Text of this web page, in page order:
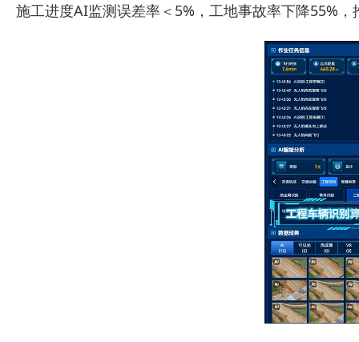
施工进度AI监测误差率＜5%，工地事故率下降55%